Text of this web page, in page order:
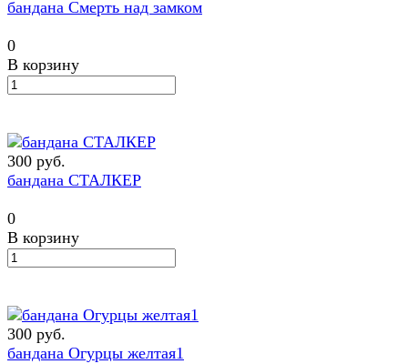
бандана Смерть над замком
0
В корзину
300 руб.
бандана СТАЛКЕР
0
В корзину
300 руб.
бандана Огурцы желтая1